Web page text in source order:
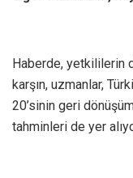
Haberde, yetkililerin
karşın, uzmanlar,
20’sinin geri
tahminleri de yer